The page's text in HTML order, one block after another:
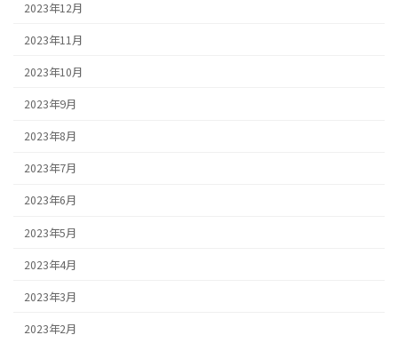
2023年12月
2023年11月
2023年10月
2023年9月
2023年8月
2023年7月
2023年6月
2023年5月
2023年4月
2023年3月
2023年2月